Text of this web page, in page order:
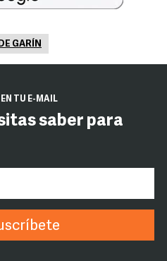
GARÍN
TU E-MAIL
saber para